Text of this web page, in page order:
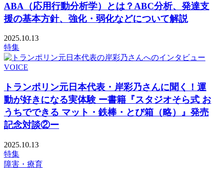
ABA（応用行動分析学）とは？ABC分析、発達支
援の基本方針、強化・弱化などについて解説
2025.10.13
特集
VOICE
トランポリン元日本代表・岸彩乃さんに聞く！運
動が好きになる実体験 ー書籍『スタジオそら式 お
うちでできる マット・鉄棒・とび箱（略）』発売
記念対談②ー
2025.10.13
特集
障害・療育